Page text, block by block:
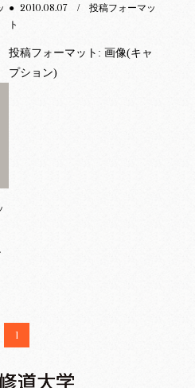
● 2010.08.07/ 投稿フォーマッ
ト
投稿フォーマット: 画像(キャ
プション)
1